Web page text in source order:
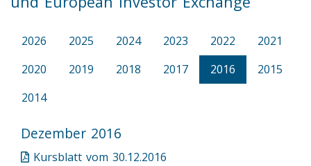
2026 2025 2024 2023 2022
2021
2020
2019 2018 2017 2016
2015
2014
Dezember 2016
Kursblatt vom 30.12.2016